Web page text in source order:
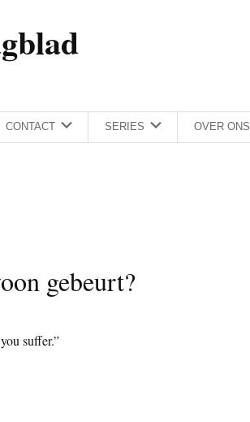
CONTACT SERIES OVER ONS
gebeurt?
suffer.”